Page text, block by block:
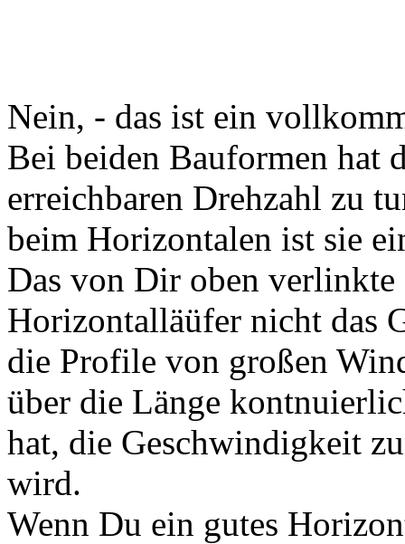
Nein, - das ist ein
Bei beiden Bauformen hat
erreichbaren Drehzahl zu
beim Horizontalen ist sie
Das von Dir oben
Horizontalläüfer nicht das
die Profile von großen
über die Länge
hat, die Geschwindigkeit
wird.
Wenn Du ein gutes